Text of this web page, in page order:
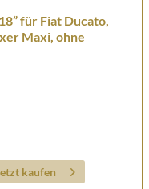
für Fiat Ducato,
Maxi, ohne
kaufen